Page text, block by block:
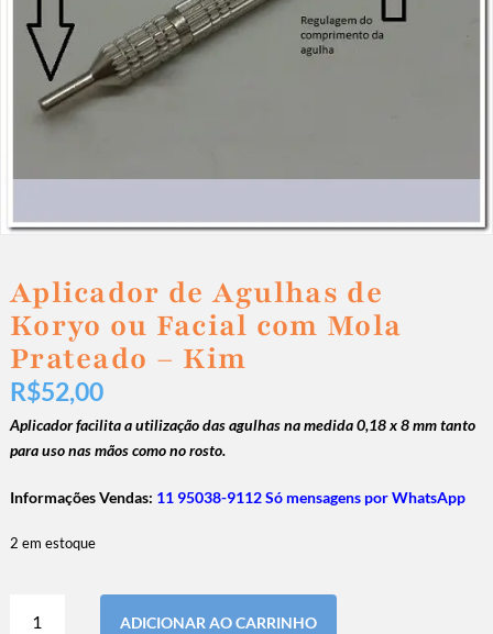
Aplicador de Agulhas de
Koryo ou Facial com Mola
Prateado – Kim
R$52,00
Aplicador facilita a utilização das agulhas na medida 0,18 x 8 mm tanto
para uso nas mãos como no rosto.
Informações Vendas: 11 95038-9112 Só mensagens por WhatsApp
2 em estoque
ADICIONAR AO CARRINHO